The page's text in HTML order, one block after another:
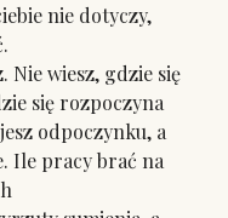
nie dotyczy,
Nie wiesz, gdzie się
się rozpoczyna
odpoczynku, a
Ile pracy brać na